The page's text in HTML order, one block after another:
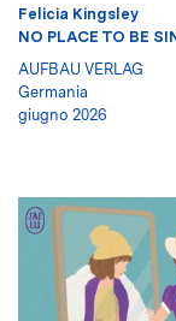
Felicia Kingsley
NO PLACE TO BE
AUFBAU VERLAG
Germania
giugno 2026